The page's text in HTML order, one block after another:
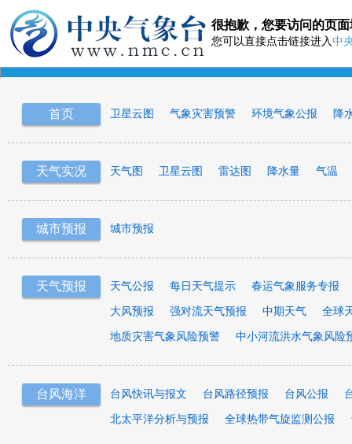
很抱歉，您要访问的页
您可以直接点击链接进入 中
首页 卫星云图 气象灾害预警 环境气象公报 降
天气实况 天气图 卫星云图 雷达图 降水量 气温
城市预报 城市预报
天气预报 天气公报 每日天气提示 春运气象服务专报
大风预报 强对流天气预报 中期天气 全球
地质灾害气象风险预警 中小河流洪水气象风险
台风海洋 台风快讯与报文 台风路径预报 台风公报
北太平洋分析与预报 全球热带气旋监测公报